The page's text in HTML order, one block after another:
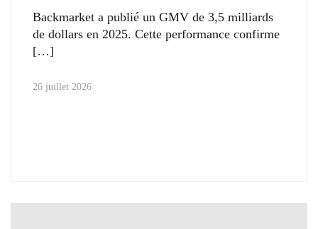
Backmarket a publié un GMV de 3,5 milliards
de dollars en 2025. Cette performance confirme
26 juillet 2026